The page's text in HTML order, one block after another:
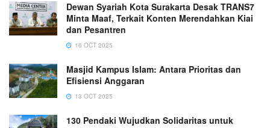
Dewan Syariah Kota Surakarta Desak TRANS7
Minta Maaf, Terkait Konten Merendahkan Kiai
dan Pesantren
16 OCT 2025
Masjid Kampus Islam: Antara Prioritas dan
Efisiensi Anggaran
13 OCT 2025
130 Pendaki Wujudkan Solidaritas untuk